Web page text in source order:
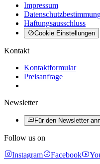
Impressum
Haftungsausschluss
Cookie Einstellungen
Kontakt
Kontaktformular
Preisanfrage
Newsletter
Für den Newsletter
Follow us on
Instagram
Facebook